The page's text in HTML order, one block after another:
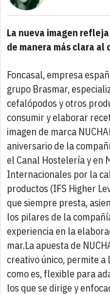
La nueva imagen
de manera más clara al
Foncasal, empresa
grupo Brasmar,
cefalópodos y otros
consumir y elaborar
imagen de marca
aniversario de la
el Canal Hostelería y en
Internacionales por la
productos (IFS Higher
que siempre presta,
los pilares de la
experiencia en la
mar.La apuesta de
creativo único, permite
como es, flexible para
los que se dirige y